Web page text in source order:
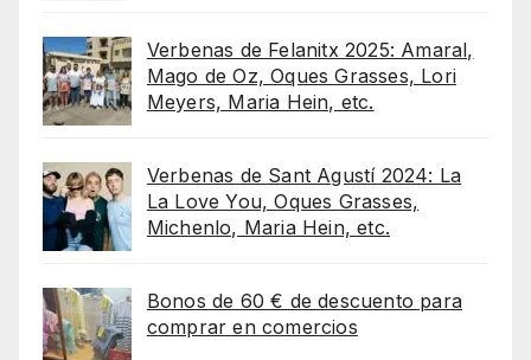
Verbenas de Felanitx 2025: Amaral,
Mago de Oz, Oques Grasses, Lori
Meyers, Maria Hein, etc.
Verbenas de Sant Agustí 2024: La
La Love You, Oques Grasses,
Michenlo, Maria Hein, etc.
Bonos de 60 € de descuento para
comprar en comercios